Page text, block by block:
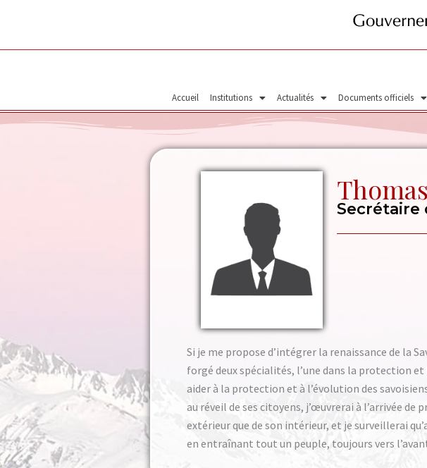
Accueil Institutions Actualités Documents officiels
Thomas
Secrétaire
Si je me propose d’intégrer la renaissance de la
forgé deux spécialités, l’une dans la protection
aider à la protection et à l’évolution des
au réveil de ses citoyens, j’œuvrerai à l’arrivée
extérieur que de son intérieur, et je surveillerai
en entraînant tout un peuple, toujours vers